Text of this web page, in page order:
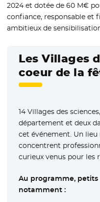
2024 et dotée de 60 M€
confiance, responsable et
ambitieux de
Les Villages
coeur de la
14 Villages des
département et deux
cet événement. Un lieu
concentrent
curieux venus pour les
Au programme,
notamment :